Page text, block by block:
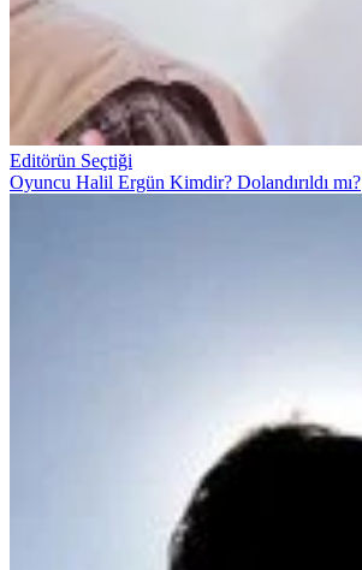
Editörün Seçtiği
Oyuncu Halil Ergün Kimdir? Dolandırıldı mı?